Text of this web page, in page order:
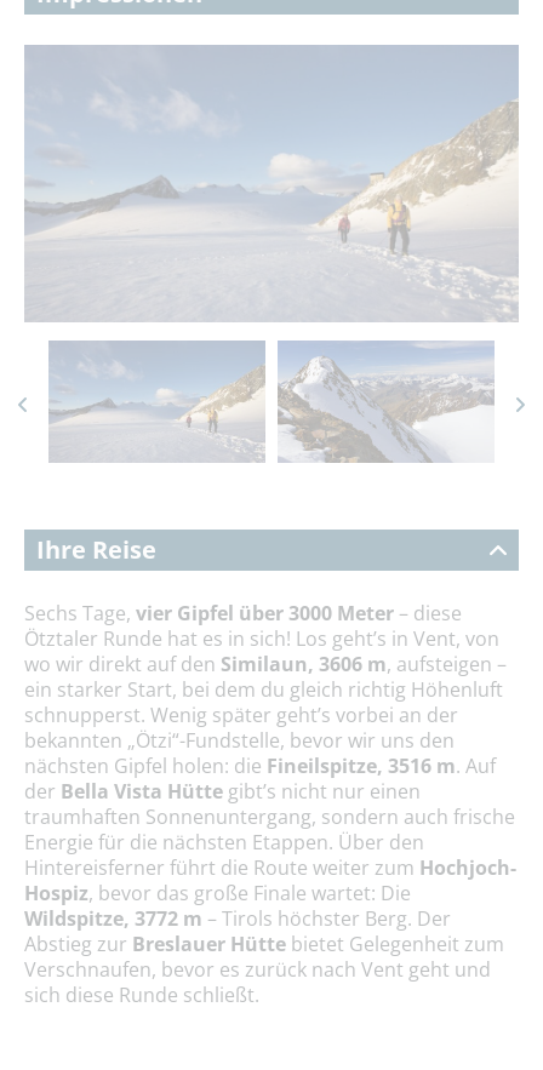
Ihre Reise
Sechs Tage, vier Gipfel über 3000 Meter – diese
Ötztaler Runde hat es in sich! Los geht’s in Vent, von
wo wir direkt auf den Similaun, 3606 m, aufsteigen –
ein starker Start, bei dem du gleich richtig Höhenluft
schnupperst. Wenig später geht’s vorbei an der
bekannten „Ötzi“-Fundstelle, bevor wir uns den
nächsten Gipfel holen: die Fineilspitze, 3516 m. Auf
der Bella Vista Hütte gibt’s nicht nur einen
traumhaften Sonnenuntergang, sondern auch frische
Energie für die nächsten Etappen. Über den
Hintereisferner führt die Route weiter zum Hochjoch-
Hospiz, bevor das große Finale wartet: Die
Wildspitze, 3772 m – Tirols höchster Berg. Der
Abstieg zur Breslauer Hütte bietet Gelegenheit zum
Verschnaufen, bevor es zurück nach Vent geht und
sich diese Runde schließt.